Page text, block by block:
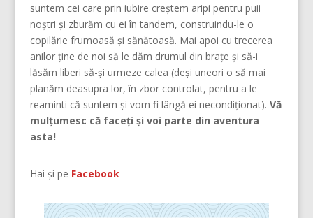
suntem cei care prin iubire creştem aripi pentru puii
noştri şi zburăm cu ei în tandem, construindu-le o
copilărie frumoasă şi sănătoasă. Mai apoi cu trecerea
anilor ține de noi să le dăm drumul din braţe și să-i
lăsăm liberi să-și urmeze calea (deşi uneori o să mai
planăm deasupra lor, în zbor controlat, pentru a le
reaminti că suntem şi vom fi lângă ei necondiţionat). Vă
mulțumesc că faceți și voi parte din aventura
asta!
Hai și pe Facebook